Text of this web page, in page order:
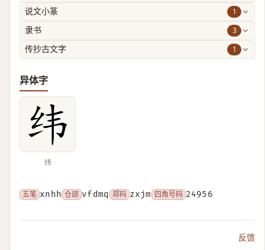
说文小篆 1
隶书 3
传抄古文字 1
异体字
纬
五笔 xnhh 仓颉 vfdmq 郑码 zxjm 四角号码 24956
反馈